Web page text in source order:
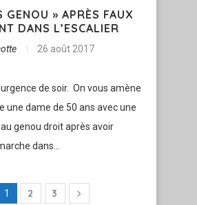
GENOU » APRÈS FAUX
DANS L’ESCALIER
26 août 2017
de soir. On vous amène
une dame de 50 ans avec une
genou droit après avoir
dans…
1 2 3